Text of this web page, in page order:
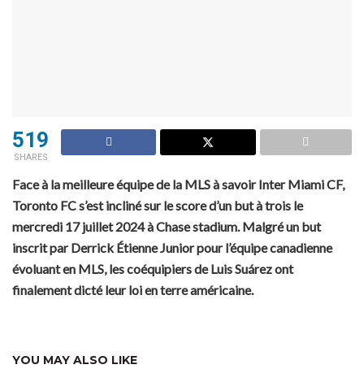
519
SHARES
Face à la meilleure équipe de la MLS à savoir Inter Miami CF,
Toronto FC s’est incliné sur le score d’un but à trois le
mercredi 17 juillet 2024 à Chase stadium. Malgré un but
inscrit par Derrick Étienne Junior pour l’équipe canadienne
évoluant en MLS, les coéquipiers de Luis Suárez ont
finalement dicté leur loi en terre américaine.
YOU MAY ALSO LIKE